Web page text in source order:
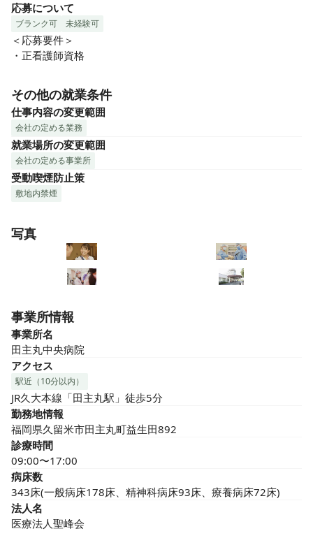
応募について
ブランク可 未経験可
＜応募要件＞
・正看護師資格
その他の就業条件
仕事内容の変更範囲
会社の定める業務
就業場所の変更範囲
会社の定める事業所
受動喫煙防止策
敷地内禁煙
写真
事業所情報
事業所名
田主丸中央病院
アクセス
駅近（10分以内）
JR久大本線「田主丸駅」徒歩5分
勤務地情報
福岡県久留米市田主丸町益生田892
診療時間
09:00〜17:00
病床数
343床(一般病床178床、精神科病床93床、療養病床72床)
法人名
医療法人聖峰会